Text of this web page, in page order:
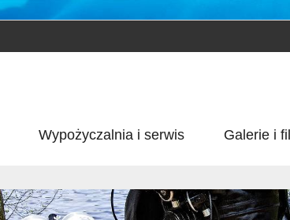
Wypożyczalnia i serwis Galerie i